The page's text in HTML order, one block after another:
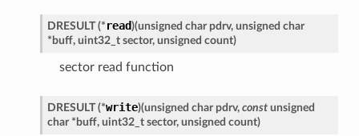
DRESULT (* read)(unsigned char pdrv, unsigned char
* buff, uint32_t sector, unsigned count)
sector read function
DRESULT (*write)(unsigned char pdrv, const unsigned
char * buff, uint32_t sector, unsigned count)